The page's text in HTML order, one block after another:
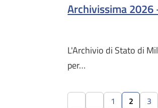
Archivissima
L'Archivio di Stato di
per…
1 2 3